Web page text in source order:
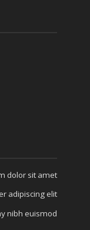
dolor sit amet
adipiscing elit
nibh euismod